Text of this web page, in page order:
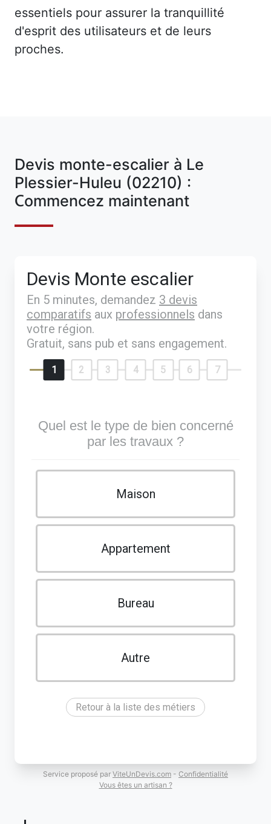
essentiels pour assurer la tranquillité
d'esprit des utilisateurs et de leurs
proches.
Devis monte-escalier à Le
Plessier-Huleu (02210) :
Commencez maintenant
Devis Monte escalier
En 5 minutes, demandez 3 devis
comparatifs aux professionnels dans
votre région.
Gratuit, sans pub et sans engagement.
1 2 3 4 5 6 7
Quel est le type de bien concerné
par les travaux ?
Maison
Appartement
Bureau
Autre
Retour à la liste des métiers
Service proposé par ViteUnDevis.com - Confidentialité
Vous êtes un artisan ?